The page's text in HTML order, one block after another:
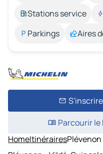
Stations service
Parkings
Aires
Parcourir le
HomeItinéraires